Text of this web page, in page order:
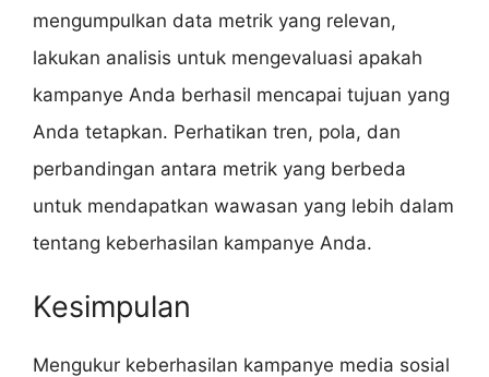
mengumpulkan data metrik yang relevan,
lakukan analisis untuk mengevaluasi apakah
kampanye Anda berhasil mencapai tujuan yang
Anda tetapkan. Perhatikan tren, pola, dan
perbandingan antara metrik yang berbeda
untuk mendapatkan wawasan yang lebih dalam
tentang keberhasilan kampanye Anda.
Kesimpulan
Mengukur keberhasilan kampanye media sosial